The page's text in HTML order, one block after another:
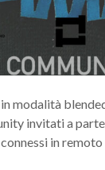
in modalità
invitati a
in